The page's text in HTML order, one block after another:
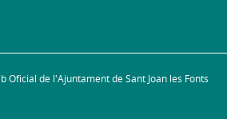
Oficial de l'Ajuntament de Sant Joan les Fonts